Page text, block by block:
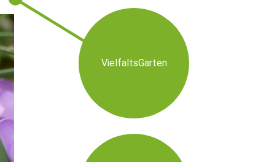
VielfaltsGarten